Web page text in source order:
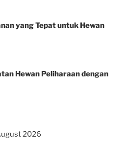
yang Tepat untuk Hewan
Hewan Peliharaan dengan
2026